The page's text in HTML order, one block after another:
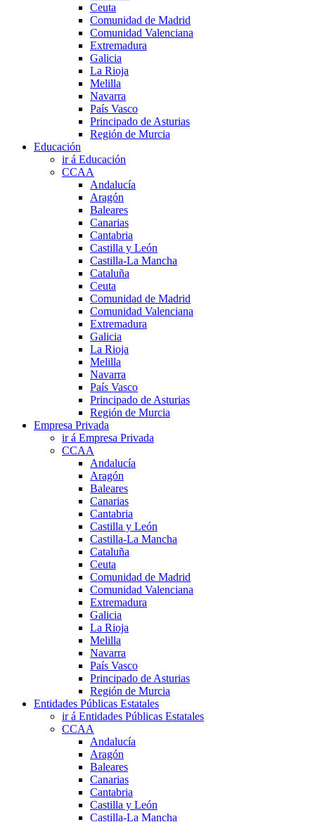
Ceuta
Comunidad de Madrid
Comunidad Valenciana
Extremadura
Galicia
La Rioja
Melilla
Navarra
País Vasco
Principado de Asturias
Región de Murcia
Educación
ir á Educación
CCAA
Andalucía
Aragón
Baleares
Canarias
Cantabria
Castilla y León
Castilla-La Mancha
Cataluña
Ceuta
Comunidad de Madrid
Comunidad Valenciana
Extremadura
Galicia
La Rioja
Melilla
Navarra
País Vasco
Principado de Asturias
Región de Murcia
Empresa Privada
ir á Empresa Privada
CCAA
Andalucía
Aragón
Baleares
Canarias
Cantabria
Castilla y León
Castilla-La Mancha
Cataluña
Ceuta
Comunidad de Madrid
Comunidad Valenciana
Extremadura
Galicia
La Rioja
Melilla
Navarra
País Vasco
Principado de Asturias
Región de Murcia
Entidades Públicas Estatales
ir á Entidades Públicas Estatales
CCAA
Andalucía
Aragón
Baleares
Canarias
Cantabria
Castilla y León
Castilla-La Mancha